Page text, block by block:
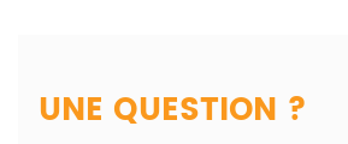
Adresse : 1 Bis Rue Gustave Eiffel,
UNE QUESTION ?